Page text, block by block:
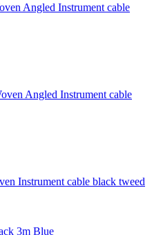
Angled Instrument cable
Angled Instrument cable
Instrument cable black tweed